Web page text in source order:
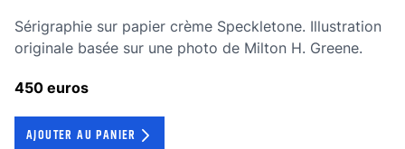
Sérigraphie sur papier crème Speckletone. Illustration
originale basée sur une photo de Milton H. Greene.
450 euros
AJOUTER AU PANIER